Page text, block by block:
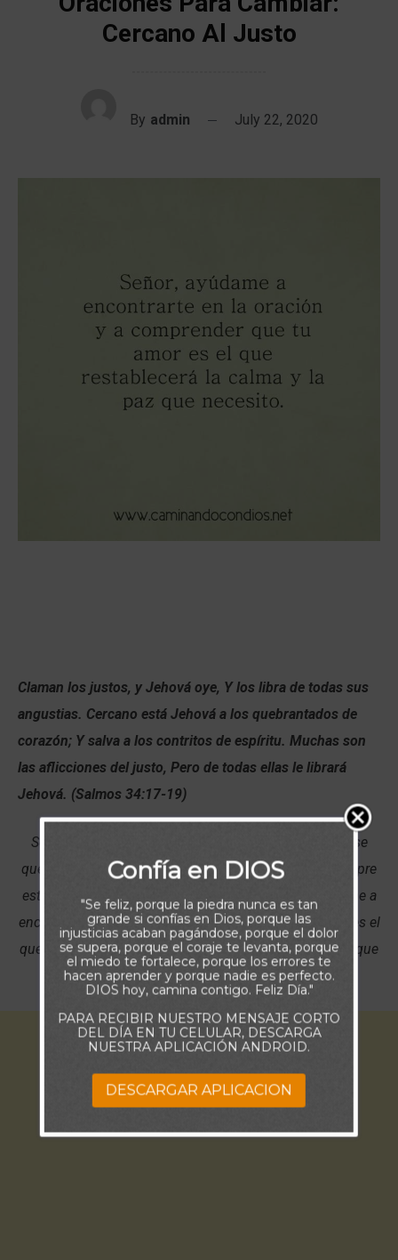
Cercano Al Justo
By admin July 22, 2020
Claman los justos, y Jehová oye, Y los libra de todas sus
angustias. Cercano está Jehová a los quebrantados de
corazón; Y salva a los contritos de espíritu. Muchas son
las aflicciones del justo, Pero de todas ellas le librará
Jehová. (Salmos 34:17-19)
Señor, día a día puedo continuar tu recorrido porque se
que no camino sólo. Se que no obro sólo. Se que siempre
estás a mi lado y que tu deseo es protegerme. Ayúdame a
encontrarte en la oración y a comprender que tu amor es el
que restablecerá la calma, en los tiempos de tormenta que
encontraré en mi vida. Amén.
Confía en DIOS
"Se feliz, porque la piedra nunca es tan
grande si confías en Dios, porque las
injusticias acaban pagándose, porque el dolor
se supera, porque el coraje te levanta, porque
el miedo te fortalece, porque los errores te
hacen aprender y porque nadie es perfecto.
DIOS hoy, camina contigo. Feliz Día."
PARA RECIBIR NUESTRO MENSAJE CORTO
DEL DÍA EN TU CELULAR, DESCARGA
NUESTRA APLICACIÓN ANDROID.
DESCARGAR APLICACION